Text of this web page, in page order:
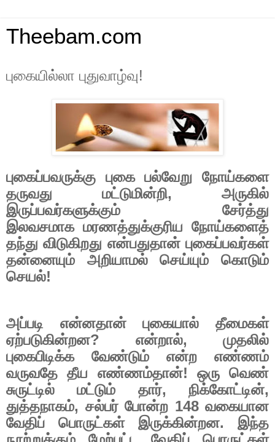
Theebam.com
புகையில்லா புதுவாழ்வு!
புகைப்பவருக்கு புகை பல்வேறு நோய்களை
தருவது மட்டுமின்றி, அருகில்
இருப்பவர்களுக்கும் சேர்த்து
இலவசமாக மரணத்துக்குரிய நோய்களைத்
தந்து விடுகிறது என்பதுதான் புகைப்பவர்கள்
தன்னையும் அறியாமல் செய்யும் கொடும்
செயல்!
அப்படி என்னதான் புகையால் தீமைகள்
ஏற்படுகின்றன? என்றால், முதலில்
புகைபிடிக்க வேண்டும் என்ற எண்ணம்
வருவதே தீய எண்ணம்தான்! ஒரு வெண்
சுருட்டில் மட்டும் தார், நிக்கோட்டின்,
துத்தநாகம், சல்பர் போன்ற 148வகையான
வேதிப் பொருட்கள் இருக்கின்றன. இந்த